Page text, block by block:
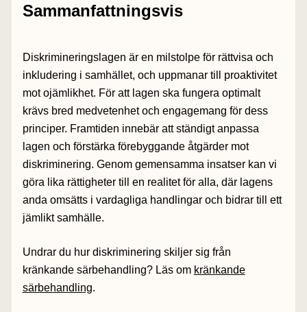
Sammanfattningsvis
Diskrimineringslagen är en milstolpe för rättvisa och
inkludering i samhället, och uppmanar till proaktivitet
mot ojämlikhet. För att lagen ska fungera optimalt
krävs bred medvetenhet och engagemang för dess
principer. Framtiden innebär att ständigt anpassa
lagen och förstärka förebyggande åtgärder mot
diskriminering. Genom gemensamma insatser kan vi
göra lika rättigheter till en realitet för alla, där lagens
anda omsätts i vardagliga handlingar och bidrar till ett
jämlikt samhälle.
Undrar du hur diskriminering skiljer sig från
kränkande särbehandling? Läs om kränkande
särbehandling.